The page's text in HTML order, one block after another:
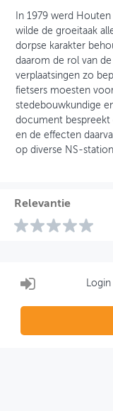
In 1979 werd
wilde de groeitaak
dorpse karakter
daarom de rol van
verplaatsingen zo
fietsers moesten
stedebouwkundige
document bespreekt
en de effecten
op diverse NS-
Relevantie